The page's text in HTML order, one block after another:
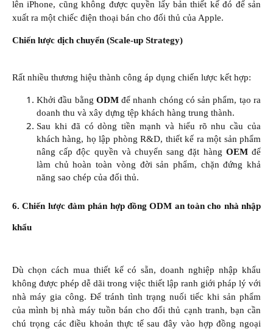
lên iPhone, cũng không được quyền lấy bản thiết kế đó để sản
xuất ra một chiếc điện thoại bán cho đối thủ của Apple.
Chiến lược dịch chuyển (Scale-up Strategy)
Rất nhiều thương hiệu thành công áp dụng chiến lược kết hợp:
Khởi đầu bằng ODMđể nhanh chóng có sản phẩm, tạo ra
doanh thu và xây dựng tệp khách hàng trung thành.​
Sau khi đã có dòng tiền mạnh và hiểu rõ nhu cầu của
khách hàng, họ lập phòng R&D, thiết kế ra một sản phẩm
nâng cấp độc quyền và chuyển sang đặt hàng OEMđể
làm chủ hoàn toàn vòng đời sản phẩm, chặn đứng khả
năng sao chép của đối thủ.​
6. Chiến lược đàm phán hợp đồng ODM an toàn cho nhà nhập
khẩu
Dù chọn cách mua thiết kế có sẵn, doanh nghiệp nhập khẩu
không được phép dễ dãi trong việc thiết lập ranh giới pháp lý với
nhà máy gia công. Để tránh tình trạng nuối tiếc khi sản phẩm
của mình bị nhà máy tuồn bán cho đối thủ cạnh tranh, bạn cần
chú trọng các điều khoản thực tế sau đây vào hợp đồng ngoại